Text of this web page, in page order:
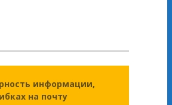
информации,
на почту